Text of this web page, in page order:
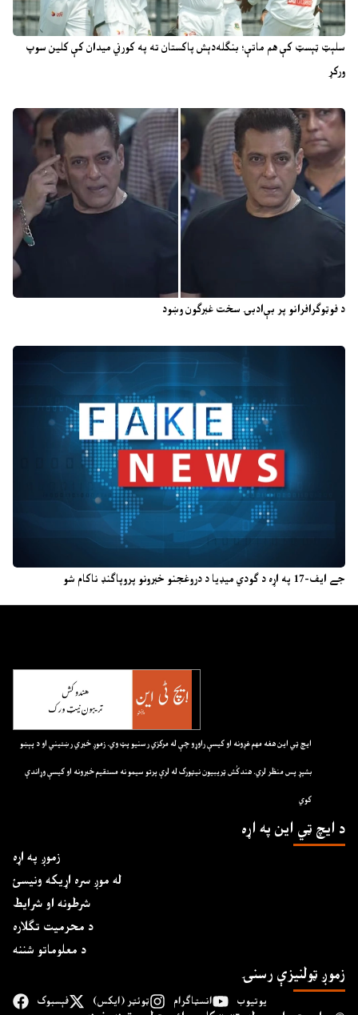
سلېټ ټېسټ کې هم ماتې؛ بنګله‌دېش پاکستان ته په کورني میدان کې کلین سوپ
ورکړ
د فوټوګرافرانو پر بې‌ادبۍ سخت غبرګون وښود
جے ایف-17 په اړه د ګودي میډیا د دروغجنو خبرونو پروپاګنډ ناکام شو
ايچ ټي اين هغه مهم غږونه او کيسې راوړو چې له مرکزي رسنيو پټ وي. زموږ خبري رښتيني او د پېښو
بشپړ پس منظر لري. هندکُش ټريبيون نيټورک له لرې پرتو سيمو نه مستقيم خبرونه او کيسې وړاندې
کوي
د ايچ ټي اين په اړه
زموږ په اړه
له موږ سره اړیکه ونیسئ
شرطونه او شرایط
د محرمیت تګلاره
د معلوماتو شننه
زموږ ټولنیزې رسنۍ
فېسبوک ټوئټر (ایکس) انسټاګرام یوتیوب